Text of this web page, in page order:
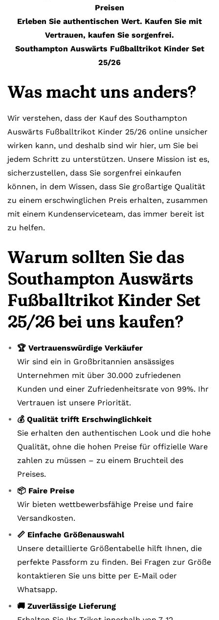
Preisen
Erleben Sie authentischen Wert. Kaufen Sie mit
Vertrauen, kaufen Sie sorgenfrei.
Southampton Auswärts Fußballtrikot Kinder Set
25/26
Was macht uns anders?
Wir verstehen, dass der Kauf des Southampton
Auswärts Fußballtrikot Kinder 25/26 online unsicher
wirken kann, und deshalb sind wir hier, um Sie bei
jedem Schritt zu unterstützen. Unsere Mission ist es,
sicherzustellen, dass Sie sorgenfrei einkaufen
können, in dem Wissen, dass Sie großartige Qualität
zu einem erschwinglichen Preis erhalten, zusammen
mit einem Kundenserviceteam, das immer bereit ist
zu helfen.
Warum sollten Sie das
Southampton Auswärts
Fußballtrikot Kinder Set
25/26 bei uns kaufen?
🏆 Vertrauenswürdige Verkäufer
Wir sind ein in Großbritannien ansässiges
Unternehmen mit über 30.000 zufriedenen
Kunden und einer Zufriedenheitsrate von 99%. Ihr
Vertrauen ist unsere Priorität.
💰 Qualität trifft Erschwinglichkeit
Sie erhalten den authentischen Look und die hohe
Qualität, ohne die hohen Preise für offizielle Ware
zahlen zu müssen – zu einem Bruchteil des
Preises.
📦 Faire Preise
Wir bieten wettbewerbsfähige Preise und faire
Versandkosten.
📏 Einfache Größenauswahl
Unsere detaillierte Größentabelle hilft Ihnen, die
perfekte Passform zu finden. Bei Fragen zur Größe
kontaktieren Sie uns bitte per E-Mail oder
Whatsapp.
🚚 Zuverlässige Lieferung